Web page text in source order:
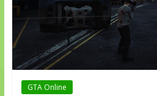
GTA Online